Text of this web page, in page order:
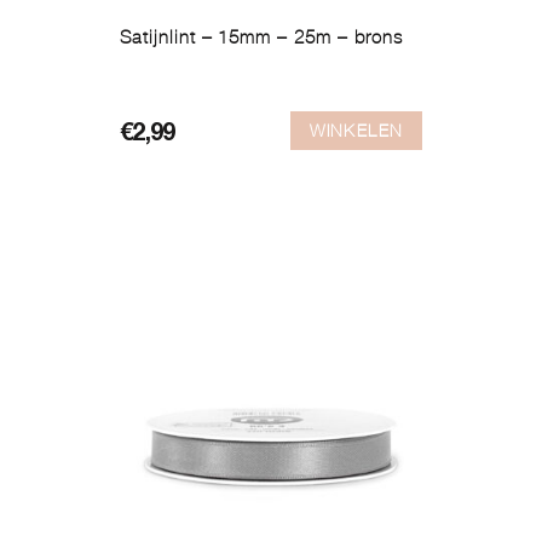
Satijnlint – 15mm – 25m – brons
€2,99 WINKELEN